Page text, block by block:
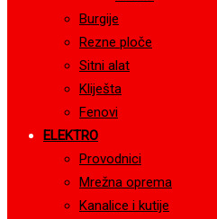
Burgije
Rezne ploče
Sitni alat
Kliješta
Fenovi
ELEKTRO
Provodnici
Mrežna oprema
Kanalice i kutije